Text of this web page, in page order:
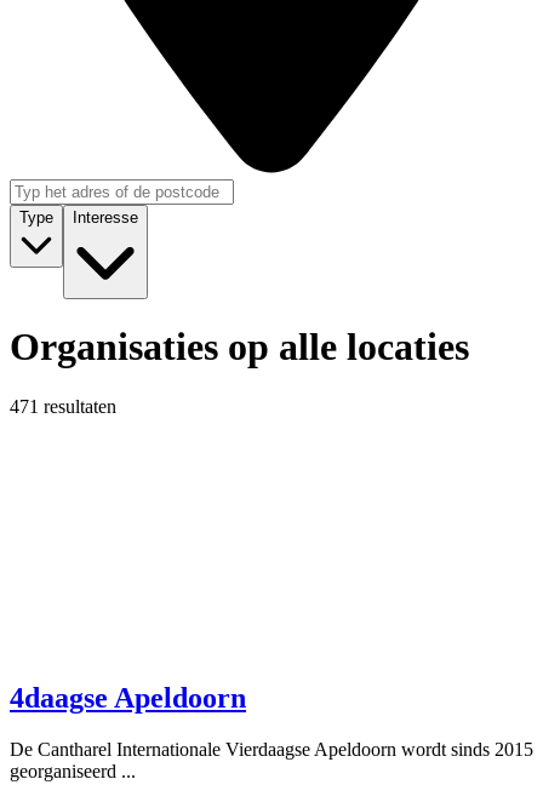
Type Interesse
Organisaties op alle locaties
471 resultaten
4daagse Apeldoorn
De Cantharel Internationale Vierdaagse Apeldoorn wordt sinds 2015
georganiseerd ...